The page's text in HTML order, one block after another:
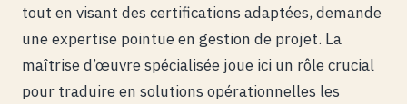
tout en visant des certifications adaptées, demande
une expertise pointue en gestion de projet. La
maîtrise d’œuvre spécialisée joue ici un rôle crucial
pour traduire en solutions opérationnelles les